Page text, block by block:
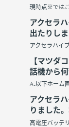
現時点※では
アクセラ
出たりし
アクセラハイ
【マツダ
話機から
A.以下ホーム
アクセラ
りました
高電圧バッテ